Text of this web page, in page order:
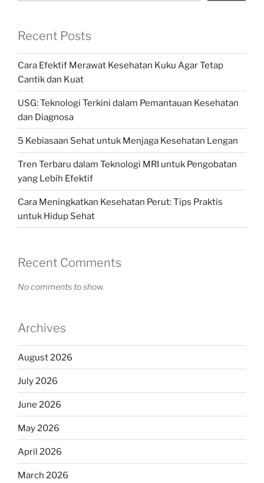
Recent Posts
Cara Efektif Merawat Kesehatan Kuku Agar Tetap
Cantik dan Kuat
USG: Teknologi Terkini dalam Pemantauan Kesehatan
dan Diagnosa
5 Kebiasaan Sehat untuk Menjaga Kesehatan Lengan
Tren Terbaru dalam Teknologi MRI untuk Pengobatan
yang Lebih Efektif
Cara Meningkatkan Kesehatan Perut: Tips Praktis
untuk Hidup Sehat
Recent Comments
No comments to show.
Archives
August 2026
July 2026
June 2026
May 2026
April 2026
March 2026